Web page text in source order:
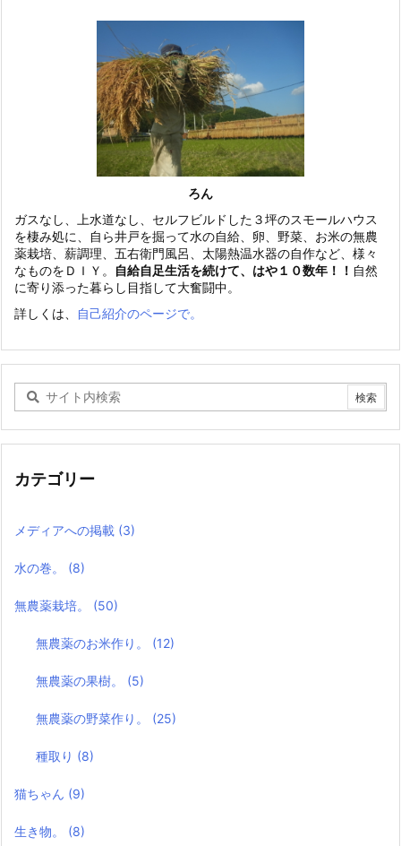
ろん
ガスなし、上水道なし、セルフビルドした３坪のスモールハウス
を棲み処に、自ら井戸を掘って水の自給、卵、野菜、お米の無農
薬栽培、薪調理、五右衛門風呂、太陽熱温水器の自作など、様々
なものをＤＩＹ。
自給自足生活を続けて、はや１０数年！！ 自然
に寄り添った暮らし目指して大奮闘中。
詳しくは、
自己紹介のページで。
カテゴリー
メディアへの掲載 (3)
水の巻。 (8)
無農薬栽培。 (50)
無農薬のお米作り。 (12)
無農薬の果樹。 (5)
無農薬の野菜作り。 (25)
種取り (8)
猫ちゃん (9)
生き物。 (8)